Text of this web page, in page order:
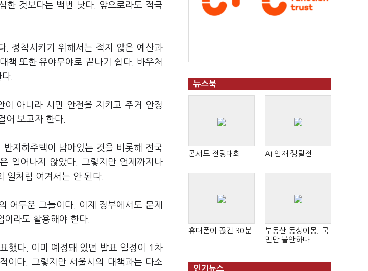
한 것보다는 백번 낫다. 앞으로라도 적극
. 정착시키기 위해서는 적지 않은 예산과
책 또한 유야무야로 끝나기 쉽다. 바우처
.
아니라 시민 안전을 지키고 주거 안정
어 보고자 한다.
지하주택이 남아있는 것을 비롯해 전국
일어나지 않았다. 그렇지만 언제까지나
일처럼 여겨서는 안 된다.
어두운 그늘이다. 이제 정부에서도 문제
라도 활용해야 한다.
했다. 이미 예정돼 있던 발표 일정이 1차
이다. 그렇지만 서울시의 대책과는 다소
뉴스북
콘서트 전당대회 AI 인재 쟁탈전
휴대폰이 끊긴 30분
부동산 동상이몽, 국
민만 불안하다
인기뉴스